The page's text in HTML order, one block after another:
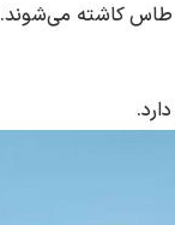
طاس کاشته می‌شوند.